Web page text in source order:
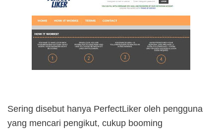
Sering disebut hanya PerfectLiker oleh pengguna
yang mencari pengikut, cukup booming